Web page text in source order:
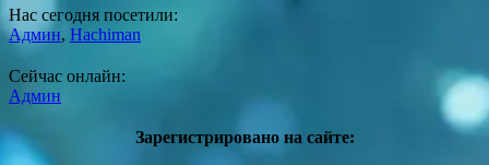
Нас сегодня посетили:
Админ, Hachiman
Сейчас онлайн:
Админ
Зарегистрировано на сайте: